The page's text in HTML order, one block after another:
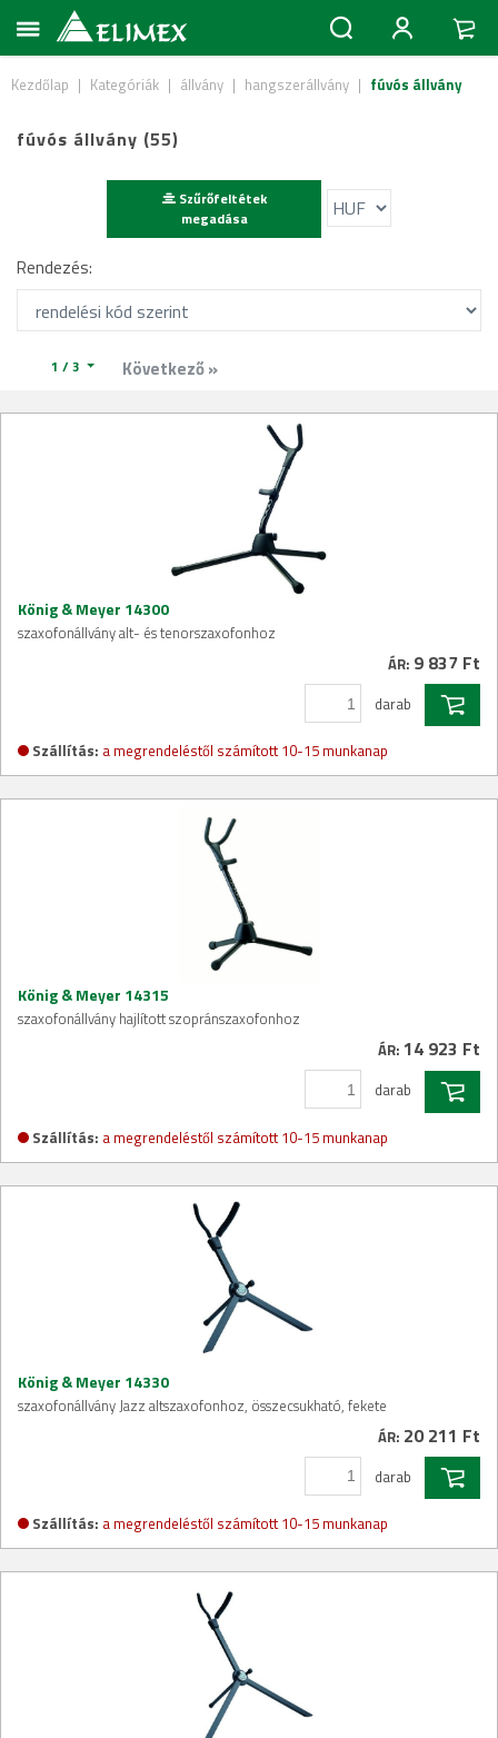
Kezdőlap | Kategóriák | állvány | hangszerállvány | fúvós állvány
fúvós állvány (55)
Szűrőfeltétek
megadása
Rendezés:
1 / 3 Következő »
König & Meyer 14300
szaxofonállvány alt- és tenorszaxofonhoz
ÁR: 9 837 Ft
darab
Szállítás: a megrendeléstől számított 10-15 munkanap
König & Meyer 14315
szaxofonállvány hajlított szopránszaxofonhoz
ÁR: 14 923 Ft
darab
Szállítás: a megrendeléstől számított 10-15 munkanap
König & Meyer 14330
szaxofonállvány Jazz altszaxofonhoz, összecsukható, fekete
ÁR: 20 211 Ft
darab
Szállítás: a megrendeléstől számított 10-15 munkanap